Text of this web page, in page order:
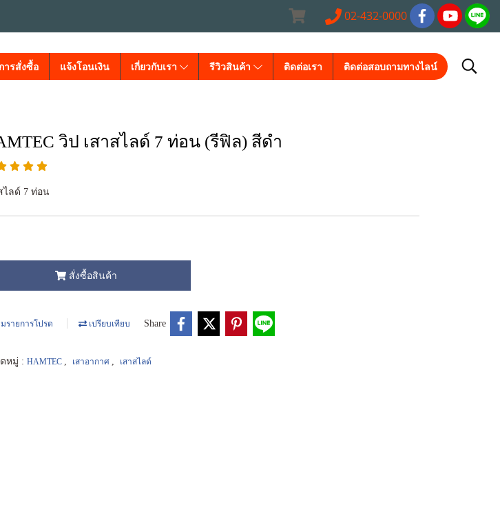
02-432-0000
ารสั่งซื้อ แจ้งโอนเงิน เกี่ยวกับเรา รีวิวสินค้า ติดต่อเรา ติดต่อสอบถามทางไลน์
วิป เสาสไลด์ 7 ท่อน (รีฟิล) สีดำ
ไลด์ 7 ท่อน
สั่งซื้อสินค้า
มรายการโปรด เปรียบเทียบ Share
หมู่ : HAMTEC เสาอากาศ เสาสไลด์